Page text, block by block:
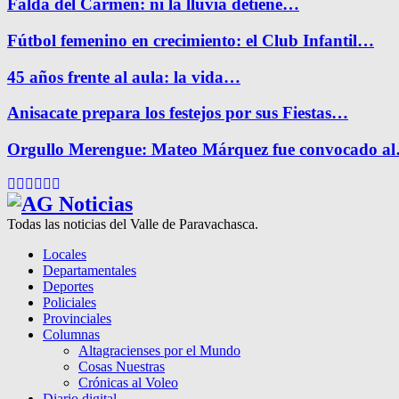
Falda del Carmen: ni la lluvia detiene…
Fútbol femenino en crecimiento: el Club Infantil…
45 años frente al aula: la vida…
Anisacate prepara los festejos por sus Fiestas…
Orgullo Merengue: Mateo Márquez fue convocado
Facebook
Twitter
Instagram
Pinterest
Google
Todas las noticias del Valle de Paravachasca.
Locales
Departamentales
Deportes
Policiales
Provinciales
Columnas
Altagracienses por el Mundo
Cosas Nuestras
Crónicas al Voleo